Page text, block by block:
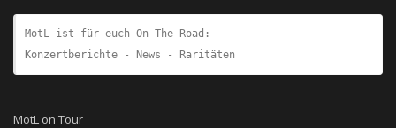
MotL ist für euch On The Road:
Konzertberichte - News - Raritäten
MotL on Tour